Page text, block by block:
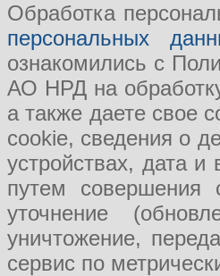
Обработка
персональных
ознакомились с
АО НРД на
а также даете свое
cookie, сведения о
устройствах, дата
путем совершения
уточнение
уничтожение,
сервис по